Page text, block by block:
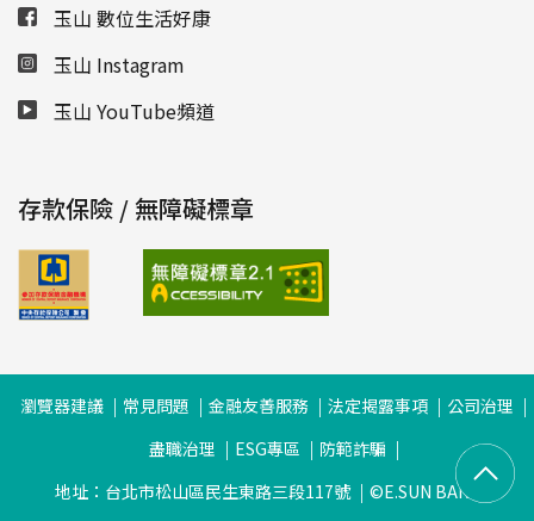
玉山 數位生活好康
玉山 Instagram
玉山 YouTube頻道
存款保險 / 無障礙標章
瀏覽器建議 常見問題 金融友善服務 法定揭露事項
公司治理
盡職治理
ESG專區
防範詐騙
地址：台北市松山區民生東路三段117號
©E.SUN BANK